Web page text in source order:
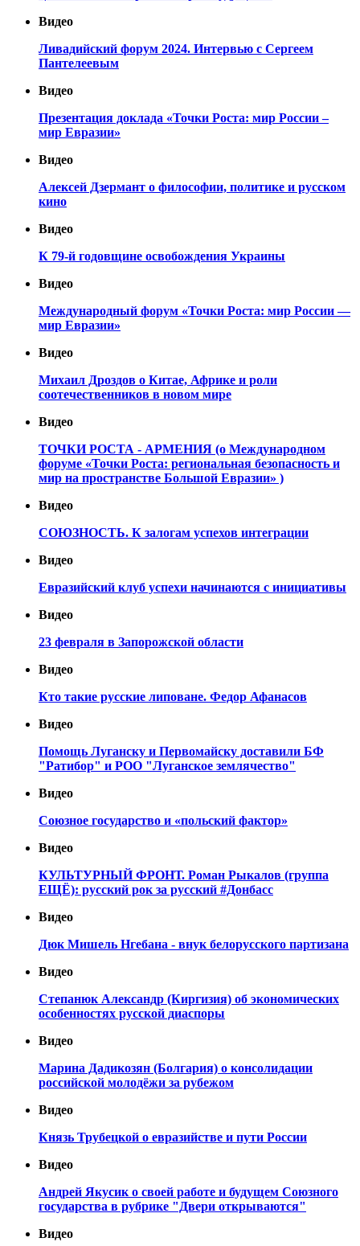
Видео
Ливадийский форум 2024. Интервью с Сергеем
Пантелеевым
Видео
Презентация доклада «Точки Роста: мир России –
мир Евразии»
Видео
Алексей Дзермант о философии, политике и русском
кино
Видео
К 79-й годовщине освобождения Украины
Видео
Международный форум «Точки Роста: мир России —
мир Евразии»
Видео
Михаил Дроздов о Китае, Африке и роли
соотечественников в новом мире
Видео
ТОЧКИ РОСТА - АРМЕНИЯ (о Международном
форуме «Точки Роста: региональная безопасность и
мир на пространстве Большой Евразии» )
Видео
СОЮЗНОСТЬ. К залогам успехов интеграции
Видео
Евразийский клуб успехи начинаются с инициативы
Видео
23 февраля в Запорожской области
Видео
Кто такие русские липоване. Федор Афанасов
Видео
Помощь Луганску и Первомайску доставили БФ
"Ратибор" и РОО "Луганское землячество"
Видео
Союзное государство и «польский фактор»
Видео
КУЛЬТУРНЫЙ ФРОНТ. Роман Рыкалов (группа
ЕЩЁ): русский рок за русский #Донбасс
Видео
Дюк Мишель Нгебана - внук белорусского партизана
Видео
Степанюк Александр (Киргизия) об экономических
особенностях русской диаспоры
Видео
Марина Дадикозян (Болгария) о консолидации
российской молодёжи за рубежом
Видео
Князь Трубецкой о евразийстве и пути России
Видео
Андрей Якусик о своей работе и будущем Союзного
государства в рубрике "Двери открываются"
Видео